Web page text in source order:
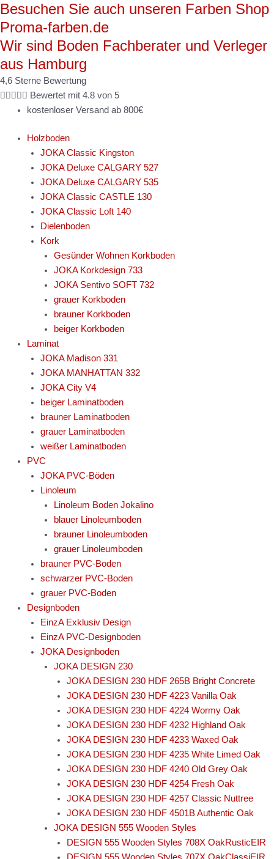
Zum
Inhalt
Besuchen Sie auch unseren Farben Shop
Proma-farben.de
Wir sind Boden Fachberater und Verleger
aus Hamburg
4,6 Sterne Bewertung
     Bewertet mit 4.8 von 5
kostenloser Versand ab 800€
Holzboden
JOKA Classic Kingston
JOKA Deluxe CALGARY 527
JOKA Deluxe CALGARY 535
JOKA Classic CASTLE 130
JOKA Classic Loft 140
Dielenboden
Kork
Gesünder Wohnen Korkboden
JOKA Korkdesign 733
JOKA Sentivo SOFT 732
grauer Korkboden
brauner Korkboden
beiger Korkboden
Laminat
JOKA Madison 331
JOKA MANHATTAN 332
JOKA City V4
beiger Laminatboden
brauner Laminatboden
grauer Laminatboden
weißer Laminatboden
PVC
JOKA PVC-Böden
Linoleum
Linoleum Boden Jokalino
blauer Linoleumboden
brauner Linoleumboden
grauer Linoleumboden
brauner PVC-Boden
schwarzer PVC-Boden
grauer PVC-Boden
Designboden
EinzA Exklusiv Design
EinzA PVC-Designboden
JOKA Designboden
JOKA DESIGN 230
JOKA DESIGN 230 HDF 265B Bright Concrete
JOKA DESIGN 230 HDF 4223 Vanilla Oak
JOKA DESIGN 230 HDF 4224 Wormy Oak
JOKA DESIGN 230 HDF 4232 Highland Oak
JOKA DESIGN 230 HDF 4233 Waxed Oak
JOKA DESIGN 230 HDF 4235 White Limed Oak
JOKA DESIGN 230 HDF 4240 Old Grey Oak
JOKA DESIGN 230 HDF 4254 Fresh Oak
JOKA DESIGN 230 HDF 4257 Classic Nuttree
JOKA DESIGN 230 HDF 4501B Authentic Oak
JOKA DESIGN 555 Wooden Styles
DESIGN 555 Wooden Styles 708X OakRusticEIR
Enia
Tensa
rustic
brown
2.0
Menge